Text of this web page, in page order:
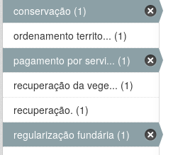
conservação (1)
ordenamento territo... (1)
pagamento por servi... (1)
recuperação da vege... (1)
recuperação. (1)
regularização fundária (1)